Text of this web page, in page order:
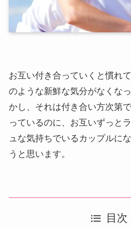
お互い付き合っていくと慣れ
のような新鮮な気分がなくな
かし、それは付き合い方次第
っているのに、お互いずっと
ュな気持ちでいるカップルに
うと思います。
目次